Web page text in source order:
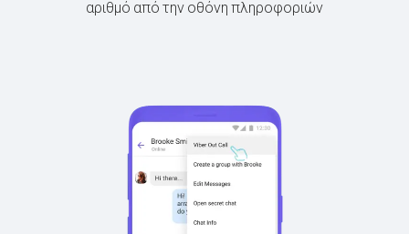
αριθμό από την οθόνη πληροφοριών